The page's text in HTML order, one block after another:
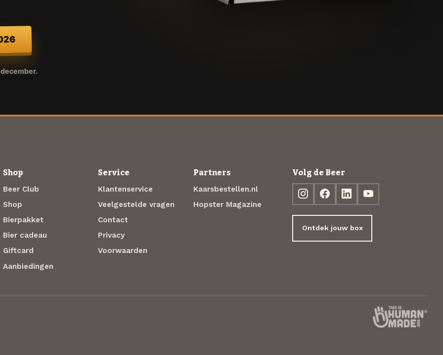
Shop
Beer Club
Shop
Bierpakket
Bier cadeau
Giftcard
Aanbiedingen
Service
Klantenservice
Veelgestelde vragen
Contact
Privacy
Voorwaarden
Partners
Kaarsbestellen.nl
Hopster Magazine
Volg de Beer
Ontdek jouw box